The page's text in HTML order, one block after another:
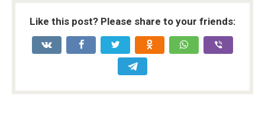
Like this post? Please share to your friends: